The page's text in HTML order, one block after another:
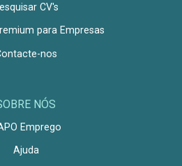
CV's
para Empresas
nos
NÓS
Emprego
Ajuda